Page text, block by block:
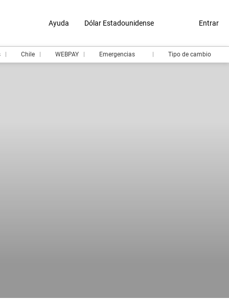
Ayuda Dólar Estadounidense Entrar
Chile WEBPAY Emergencias Tipo de cambio